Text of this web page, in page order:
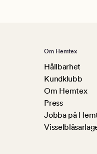
Om Hemtex
Hållbarhet
Kundklubb
Om Hemtex
Press
Jobba på